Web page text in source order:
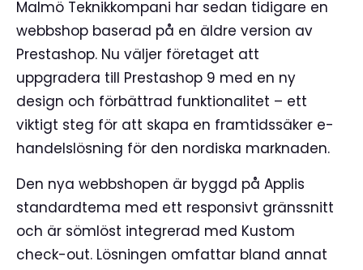
Malmö Teknikkompani har sedan tidigare en
webbshop baserad på en äldre version av
Prestashop. Nu väljer företaget att
uppgradera till Prestashop 9 med en ny
design och förbättrad funktionalitet – ett
viktigt steg för att skapa en framtidssäker e-
handelslösning för den nordiska marknaden.
Den nya webbshopen är byggd på Applis
standardtema med ett responsivt gränssnitt
och är sömlöst integrerad med Kustom
check-out. Lösningen omfattar bland annat